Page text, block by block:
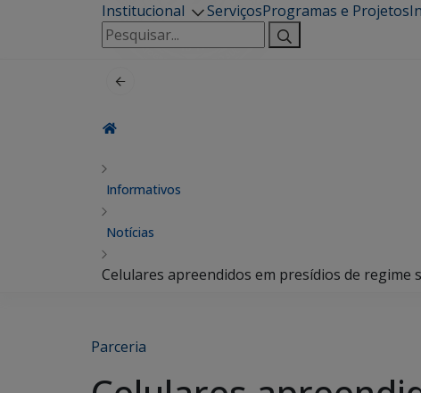
Institucional ServiçosProgramas e Projetos
Pesquisar
por:
Informativos
Notícias
Celulares apreendidos em presídios de
Parceria